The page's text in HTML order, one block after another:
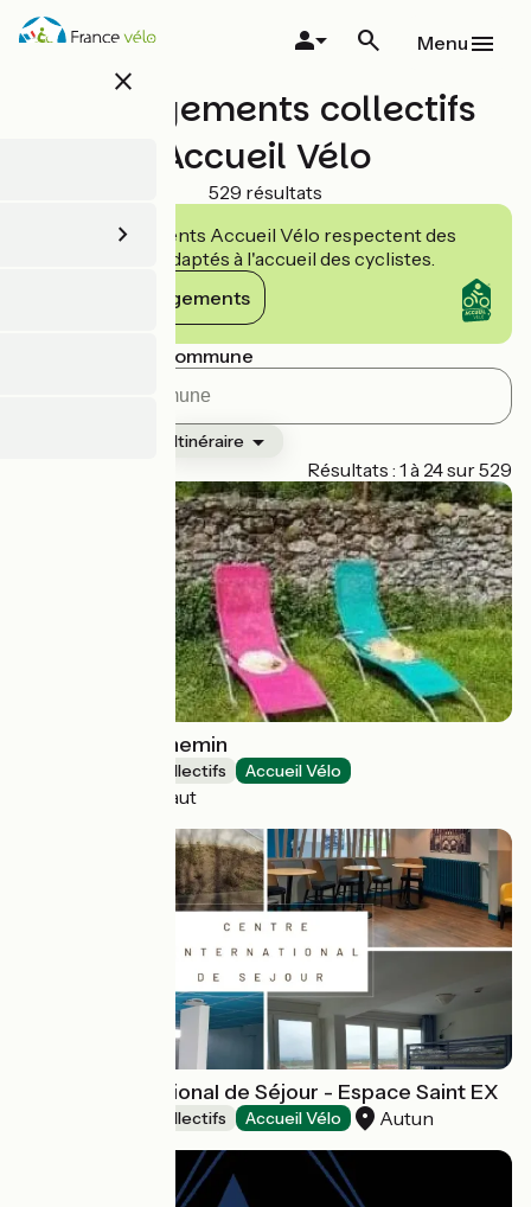
Aller
au
close
Menu
Hébergements collectifs
Accueil Vélo
529 résultats
Les établissements Accueil Vélo respectent des
engagements adaptés à l'accueil des cyclistes.
Voir les engagements
Rechercher par commune
Itinéraire
Résultats : 1 à 24 sur 529
A chacun son chemin
Hébergements collectifs Accueil Vélo
Livinhac-le-Haut
Centre International de Séjour - Espace Saint EX
Hébergements collectifs Accueil Vélo Autun